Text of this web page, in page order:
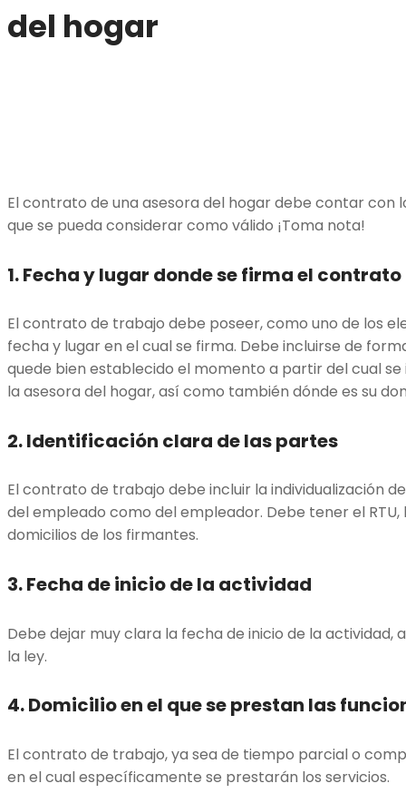
del hogar
El contrato de una asesora del hogar debe contar con
que se pueda considerar como válido ¡Toma nota!
1. Fecha y lugar donde se firma el
El contrato de trabajo debe poseer, como uno de los
fecha y lugar en el cual se firma. Debe incluirse de
quede bien establecido el momento a partir del cual
la asesora del hogar, así como también dónde es su
2. Identificación clara de las partes
El contrato de trabajo debe incluir la individualización
del empleado como del empleador. Debe tener el RTU,
domicilios de los firmantes.
3. Fecha de inicio de la actividad
Debe dejar muy clara la fecha de inicio de la actividad,
la ley.
4. Domicilio en el que se prestan las
El contrato de trabajo, ya sea de tiempo parcial o
en el cual específicamente se prestarán los servicios.